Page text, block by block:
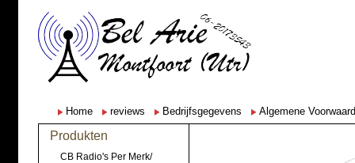
Home reviews Bedrijfsgegevens Algemene
Produkten
CB Radio's Per Merk/